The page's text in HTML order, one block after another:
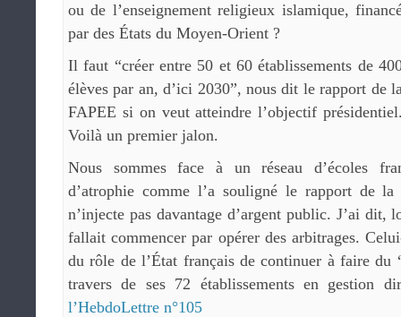
ou de l’enseignement religieux islamique,
par des États du Moyen-Orient ?
Il faut “créer entre 50 et 60 établissements de
élèves par an, d’ici 2030”, nous dit le rapport de
FAPEE si on veut atteindre l’objectif
Voilà un premier jalon.
Nous sommes face à un réseau d’écoles
d’atrophie comme l’a souligné le rapport de
n’injecte pas davantage d’argent public. J’ai dit,
fallait commencer par opérer des arbitrages.
du rôle de l’État français de continuer à faire du
travers de ses 72 établissements en gestion
l’HebdoLettre n°105